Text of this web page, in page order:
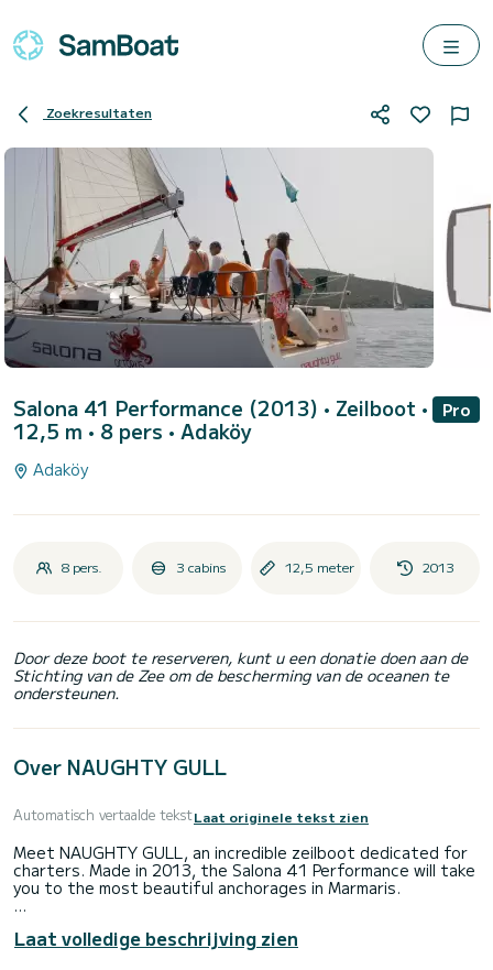
Zoekresultaten
Salona 41 Performance (2013) • Zeilboot •
12,5 m • 8 pers • Adaköy
Pro
Adaköy
8 pers. 3 cabins 12,5 meter 2013
Door deze boot te reserveren, kunt u een donatie doen aan de
Stichting van de Zee om de bescherming van de oceanen te
ondersteunen.
Over NAUGHTY GULL
Automatisch vertaalde tekstLaat originele tekst zien
Meet NAUGHTY GULL, an incredible zeilboot dedicated for
charters. Made in 2013, the Salona 41 Performance will take
you to the most beautiful anchorages in Marmaris.
people. With an overall length of 13 meters, it will be your
best ally to spend an exceptional vacation on the water in
Laat volledige beschrijving zien